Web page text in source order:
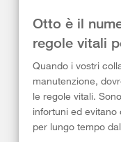
Otto è il
regole vitali
Quando i vostri
manutenzione,
le regole vitali.
infortuni ed
per lungo tempo